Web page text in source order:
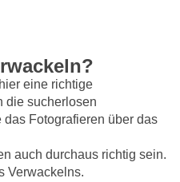
?
eine richtige
die sucherlosen
Fotografieren über das
auch durchaus richtig sein.
Verwackelns.